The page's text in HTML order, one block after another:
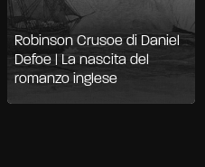
Robinson Crusoe di Daniel
Defoe | La nascita del
romanzo inglese